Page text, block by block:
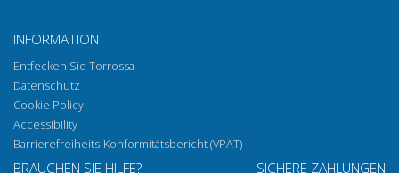
INFORMATION
Entfecken Sie Torrossa
Datenschutz
Cookie Policy
Accessibility
Barrierefreiheits-Konformitätsbericht (VPAT)
BRAUCHEN SIE HILFE? SICHERE ZAHLUNGEN